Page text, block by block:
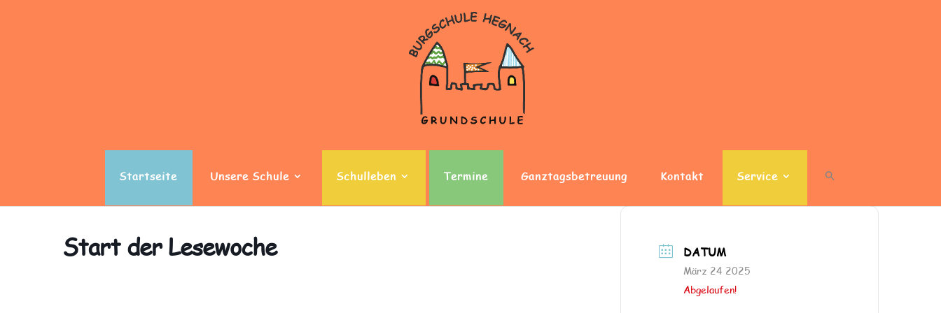
Startseite Unsere Schule Schulleben Termine Ganztagsbetreuung Kontakt Service
Start der Lesewoche DATUM
März 24 2025
Abgelaufen!